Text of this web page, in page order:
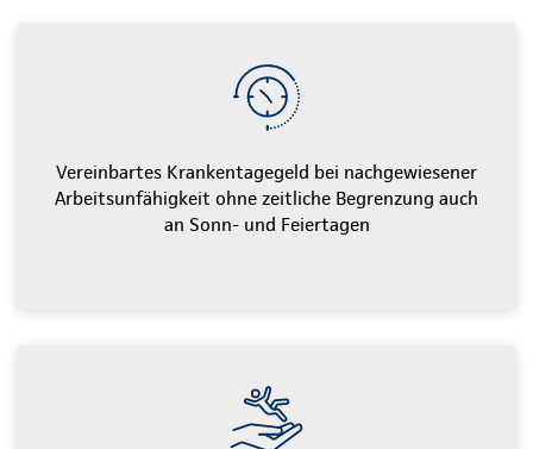
Vereinbartes Krankentagegeld bei nachgewiesener
Arbeitsunfähigkeit ohne zeitliche Begrenzung auch
an Sonn- und Feiertagen